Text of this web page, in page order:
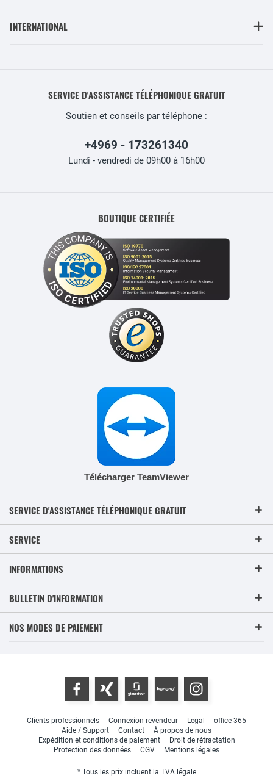
INTERNATIONAL
SERVICE D'ASSISTANCE TÉLÉPHONIQUE GRATUIT
Soutien et conseils par téléphone :
+4969 - 173261340
Lundi - vendredi de 09h00 à 16h00
BOUTIQUE CERTIFIÉE
Télécharger TeamViewer
SERVICE D'ASSISTANCE TÉLÉPHONIQUE GRATUIT
SERVICE
INFORMATIONS
BULLETIN D'INFORMATION
NOS MODES DE PAIEMENT
Clients professionnels Connexion revendeur Legal
office-365
Aide / Support
Contact
À propos de nous
Expédition et conditions de paiement
Droit de rétractation
Protection des données
CGV Mentions légales
* Tous les prix incluent la TVA légale